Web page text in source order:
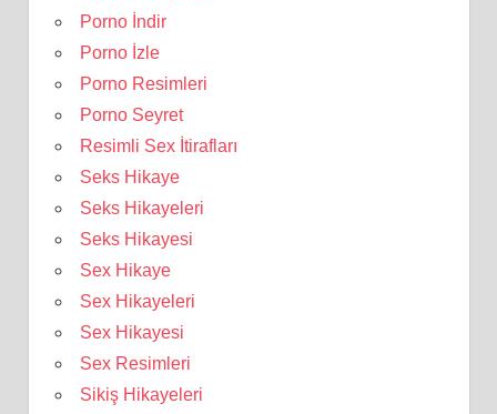
Porno İndir
Porno İzle
Porno Resimleri
Porno Seyret
Resimli Sex İtirafları
Seks Hikaye
Seks Hikayeleri
Seks Hikayesi
Sex Hikaye
Sex Hikayeleri
Sex Hikayesi
Sex Resimleri
Sikiş Hikayeleri